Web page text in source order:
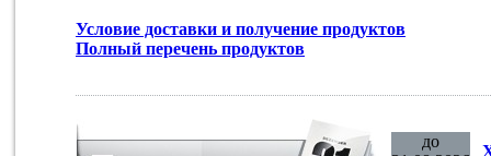
Условие доставки и получение продуктов
Полный перечень продуктов
до